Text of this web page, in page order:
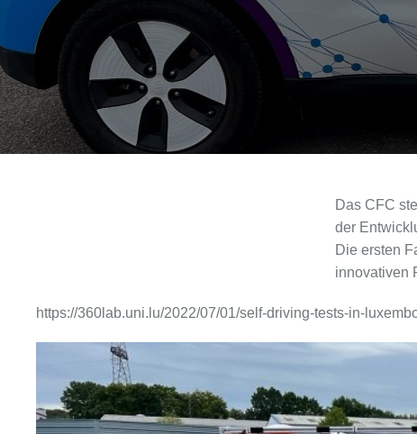
Das CFC
der
Die ersten
innovativen
https://360lab.uni.lu/2022/07/01/self-driving-tests-in-